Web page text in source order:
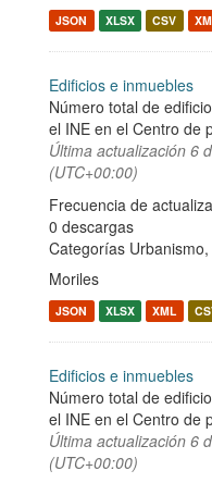
JSON XLSX CSV
Edificios e inmuebles
Número total de
el INE en el Centro de
Última actualización 6
(UTC+00:00)
Frecuencia de
0 descargas
Categorías
Moriles
JSON XLSX XML
Edificios e inmuebles
Número total de
el INE en el Centro de
Última actualización 6
(UTC+00:00)